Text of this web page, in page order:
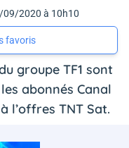
09/2020 à 10h10
favoris
groupe TF1 sont
abonnés Canal
l’offres TNT Sat.